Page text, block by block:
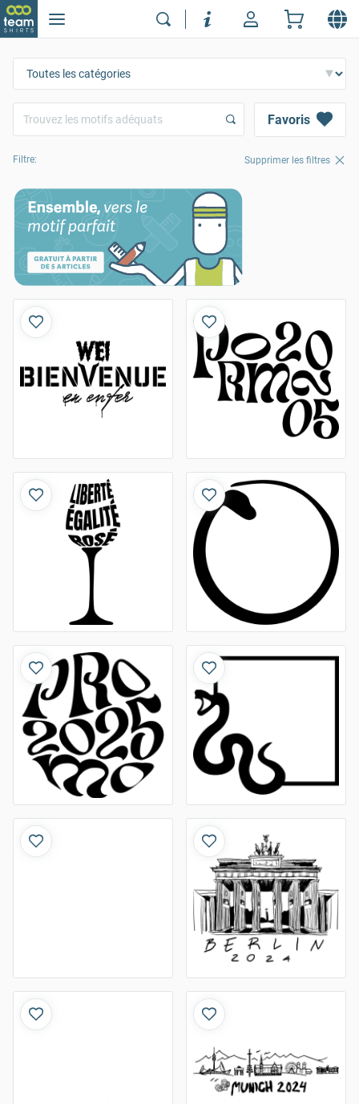
Favoris
Filtre: Supprimer les filtres